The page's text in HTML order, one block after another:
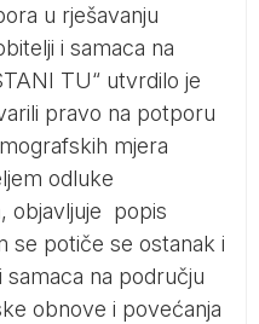
u rješavanju
i samaca na
TU“ utvrdilo je
pravo na potporu
mjera
odluke
, objavljuje popis
se potiče se ostanak i
samaca na području
obnove i povećanja